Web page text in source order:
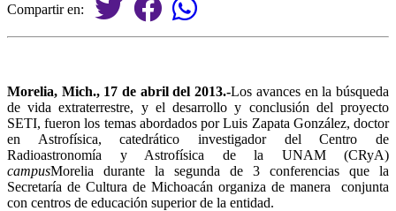
Compartir en:
Morelia, Mich., 17 de abril del 2013.-Los avances en la búsqueda
de vida extraterrestre, y el desarrollo y conclusión del proyecto
SETI, fueron los temas abordados por Luis Zapata González, doctor
en Astrofísica, catedrático investigador del Centro de
Radioastronomía y Astrofísica de la UNAM (CRyA)
campusMorelia durante la segunda de 3 conferencias que la
Secretaría de Cultura de Michoacán organiza de manera conjunta
con centros de educación superior de la entidad.